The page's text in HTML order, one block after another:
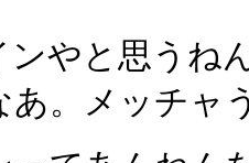
やと思うね
あ。メッチャ